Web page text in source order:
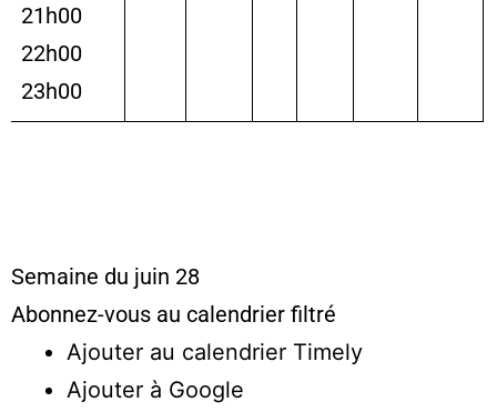
21h00
22h00
23h00
Semaine du juin 28
Abonnez-vous au calendrier filtré
Ajouter au calendrier Timely
Ajouter à Google